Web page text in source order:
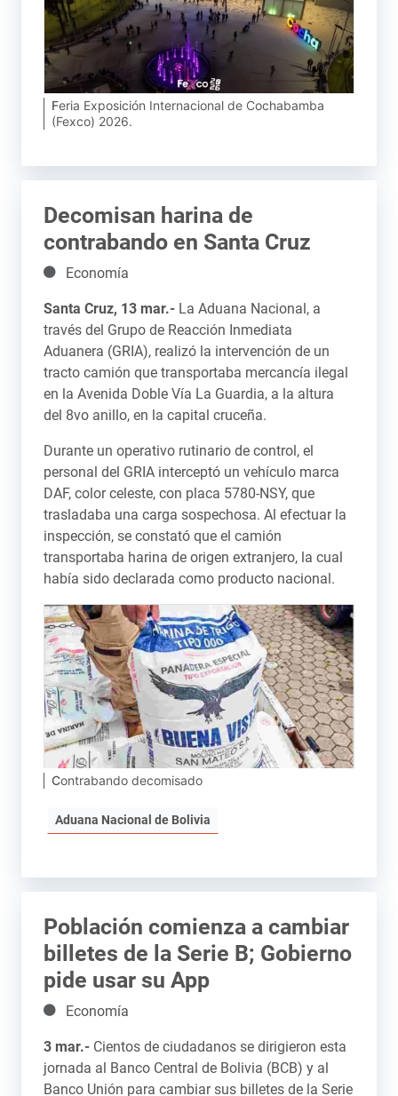
Feria Exposición Internacional de Cochabamba
(Fexco) 2026.
Decomisan harina de
contrabando en Santa Cruz
Detalles
Economía
Santa Cruz, 13 mar.- La Aduana Nacional, a
través del Grupo de Reacción Inmediata
Aduanera (GRIA), realizó la intervención de un
tracto camión que transportaba mercancía ilegal
en la Avenida Doble Vía La Guardia, a la altura
del 8vo anillo, en la capital cruceña.
Durante un operativo rutinario de control, el
personal del GRIA interceptó un vehículo marca
DAF, color celeste, con placa 5780-NSY, que
trasladaba una carga sospechosa. Al efectuar la
inspección, se constató que el camión
transportaba harina de origen extranjero, la cual
había sido declarada como producto nacional.
Contrabando decomisado
Aduana Nacional de Bolivia
Población comienza a cambiar
billetes de la Serie B; Gobierno
pide usar su App
DetallesEconomía
3 mar.- Cientos de ciudadanos se dirigieron esta
jornada al Banco Central de Bolivia (BCB) y al
Banco Unión para cambiar sus billetes de la Serie